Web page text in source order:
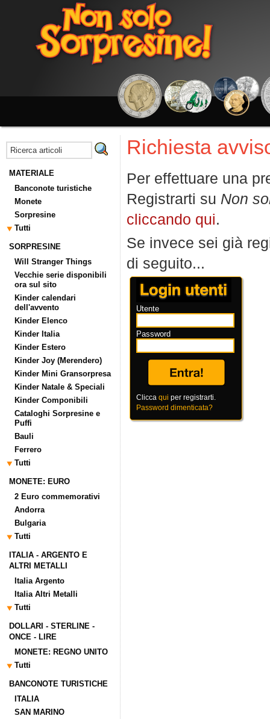
MATERIALE
Banconote turistiche
Monete
Sorpresine
Tutti
SORPRESINE
Will Stranger Things
Vecchie serie disponibili
ora sul sito
Kinder calendari
dell'avvento
Kinder Elenco
Kinder Italia
Kinder Estero
Kinder Joy (Merendero)
Kinder Mini Gransorpresa
Kinder Natale & Speciali
Kinder Componibili
Cataloghi Sorpresine e
Puffi
Bauli
Ferrero
Tutti
MONETE: EURO
2 Euro commemorativi
Andorra
Bulgaria
Tutti
ITALIA - ARGENTO E
ALTRI METALLI
Italia Argento
Italia Altri Metalli
Tutti
DOLLARI - STERLINE -
ONCE - LIRE
MONETE: REGNO UNITO
Tutti
BANCONOTE TURISTICHE
ITALIA
SAN MARINO
Richiesta
Per effettuare una
Registrarti su Non
cliccando qui.
Se invece sei già
di seguito...
Utente
Password
Clicca qui per registrarti.
Password dimenticata?